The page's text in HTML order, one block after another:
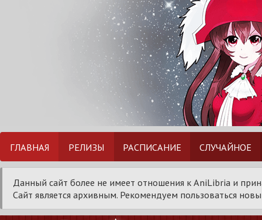
ГЛАВНАЯ РЕЛИЗЫ РАСПИСАНИЕ СЛУЧАЙНОЕ
Данный сайт более не имеет отношения к AniLibria и
Сайт является архивным. Рекомендуем пользоваться